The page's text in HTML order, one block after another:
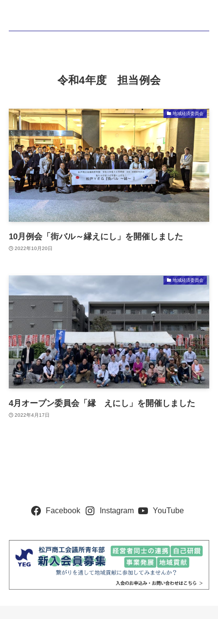
令和4年度 担当例会
地域経済委員会
10月例会「街バル～縁えにし」を開催しました
2022年10月20日
地域経済委員会
4月オープン委員会「縁 えにし」を開催しました
2022年4月17日
Facebook Instagram YouTube